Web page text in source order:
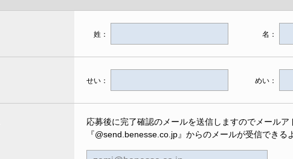
姓： 名：
せい： めい：
応募後に完了確認のメールを送信しますのでメール
『@send.benesse.co.jp』からのメールが受信できる